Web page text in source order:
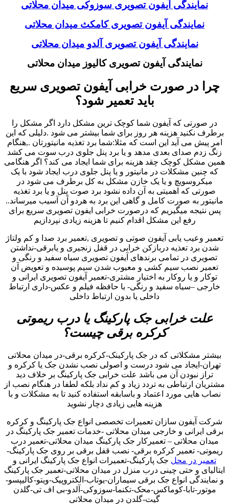
نمایندگی آیفون تصویری سوزوکی میدان محلاتی
نمایندگی آیفون تصویری کامکث میدان محلاتی
نمایندگی آیفون تصویری آلدو میدان محلاتی
نمایندگی آیفون تصویری کالیوز میدان محلاتی
چرا در صورت خرابی آیفون تصویری سریع
باید تعمیر شود؟
در صورتی که آیفون شما کوچک ترین مشکل دارد اگر مشکل را
برطرف نکنید هزینه هر روز برای شما بیشتر می شود .دلیلی که این
امر پیش می آید این است که مثلا:شما برد تغذیه مانیتورتان .,هنگام
زنگ زدم صدای بعدی مدهد و یا برد پنل جلوی درب سوت می کشد
همین مشکل کوچک چقد هزینه برای شما ایجاد می کند؟ اگر هنگامی
که چنین مشکلات در مانیتور و یا پنل جلوی درب ایجاد شود با یک
میکروسویچ و یا یک خازن مشکل به کل برطرف می شود در
صورتی که اهمیتی به آن داده نشود برد صوت پنل و یا برد تغذیه
مانیتور به صورت کامل و گاهی این برد به هردو آن آسیب میرساند..
پس نتیجه میگیریم که درصورت خرابی ایفون تصویری سریع برای
رفع این مشکل اقدام کنیم تا هزینه زیادی نپردازیم
تعمیر وعیب یابی آیفون صوتی و تصویری ,تعمیر برد صدا و کم ولتاژ
شدن برد تعذیه دربازکن خرابی در قفل زنجیری و یابرقی-نداشتن
تصویری در تمامی برندهای آیفون تصویری سیاه سفید و رنگی و
تعمیر نصب سیم کشی و معیوب شدن سیم پوسیده و تعویض آن
توکار و یا روکار به اختیار مشتری-تعمیر آیفون تصویری ایرانی و
خارجی –سیاه سفید و رنگی- با حافظه فیلم و عکس-داری ارتباط
داخلی یا بدون ارتباط داخلی
علت خرابی جک پارکینگ یا درب ریموتی
کرکره برقی چیست؟
بیشتر مشکلاتی که در جک پارکینک-کرکره برقی-در میدان محلاتی
تهران-ایجاد می شود درست و اصولی نصب نشدن جک یا کرکره و
تراز نبودن آن می باشد علت خرابی جک پارکینگ بر خلاف دید
مشتریان ارتباطی به تردد زیاد و کم نداد بلکه لطفا در هنگام نصب از
نصاب هایی مورد اعتماد و باسابقه استفاده کنید تا به مشکلات و با
هزینه هایی زیادی دچار نشوید
شرکت آیفون سازان تعمیرات تخصصی انواع جک پارکینگ و کرکره
برقی ایرانی و خارجی میدان محلاتی -خدمات تعمیر جک پارکینگ در
میدان محلاتی – تعمیرکار جک پارکینگ میدان محلاتی-تعمیر درب
ریموتی- تعمیر کرکره برقی- نصب قفل برقی بر روی جک پارکینگ-
تعمیر در محل جک پارکینگ-تعمیرات انواع جک پارکینگ ایرانی و
ایتالیای و حتی چینی درب منزل در میدان محلاتی-تعمیر جک پارکینگ
و نمایندگی انواع جک برقی سیماران-یوتاب-الکتروپیک-ویتو-کالیپسو-
موتور-تابا-کوماکس-محک-تکنما-سوزوکی-آلدو-بی اف تی-گلدن
گیت-گلدن در میدان محلاتی